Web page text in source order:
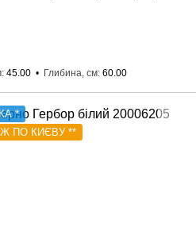
45.00 Глибина, см 60.00
*
ПО КИЄВУ **